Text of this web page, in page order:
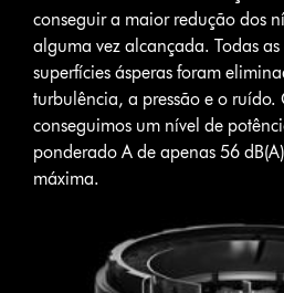
conseguir a maior redução dos
alguma vez alcançada. Todas as
superfícies ásperas foram
turbulência, a pressão e o ruído.
conseguimos um nível de
ponderado A de apenas 56
máxima.